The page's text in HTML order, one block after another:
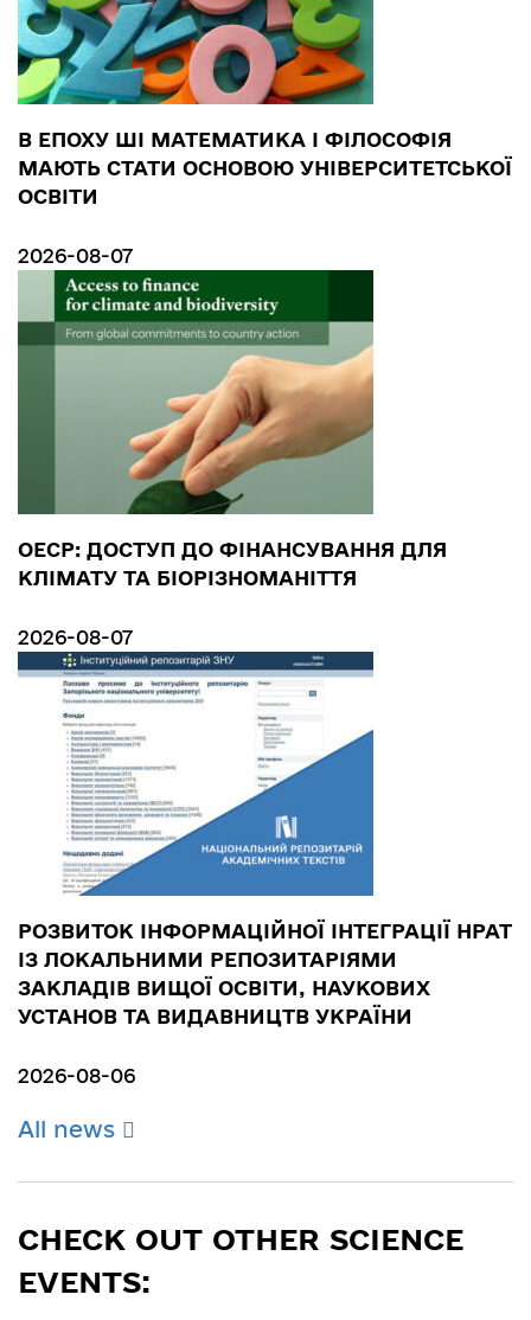
В ЕПОХУ ШІ МАТЕМАТИКА І ФІЛОСОФІЯ
МАЮТЬ СТАТИ ОСНОВОЮ УНІВЕРСИТЕТСЬКОЇ
ОСВІТИ
2026-08-07
ОЕСР: ДОСТУП ДО ФІНАНСУВАННЯ ДЛЯ
КЛІМАТУ ТА БІОРІЗНОМАНІТТЯ
2026-08-07
РОЗВИТОК ІНФОРМАЦІЙНОЇ ІНТЕГРАЦІЇ НРАТ
ІЗ ЛОКАЛЬНИМИ РЕПОЗИТАРІЯМИ
ЗАКЛАДІВ ВИЩОЇ ОСВІТИ, НАУКОВИХ
УСТАНОВ ТА ВИДАВНИЦТВ УКРАЇНИ
2026-08-06
All news
CHECK OUT OTHER SCIENCE
EVENTS: